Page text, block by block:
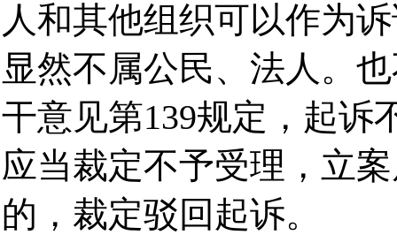
人和其他组织可以作为
显然不属公民、法人。
干意见第139规定，起诉
应当裁定不予受理，立
的，裁定驳回起诉。